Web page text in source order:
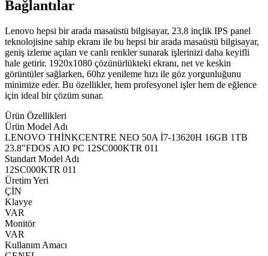
Bağlantılar
Lenovo hepsi bir arada masaüstü bilgisayar, 23.8 inçlik IPS panel
teknolojisine sahip ekranı ile bu hepsi bir arada masaüstü bilgisayar,
geniş izleme açıları ve canlı renkler sunarak işlerinizi daha keyifli
hale getirir. 1920x1080 çözünürlükteki ekranı, net ve keskin
görüntüler sağlarken, 60hz yenileme hızı ile göz yorgunluğunu
minimize eder. Bu özellikler, hem profesyonel işler hem de eğlence
için ideal bir çözüm sunar.
Ürün Özellikleri
Ürün Model Adı
LENOVO THİNKCENTRE NEO 50A İ7-13620H 16GB 1TB
23.8"FDOS AIO PC 12SC000KTR 011
Standart Model Adı
12SC000KTR 011
Üretim Yeri
ÇİN
Klavye
VAR
Monitör
VAR
Kullanım Amacı